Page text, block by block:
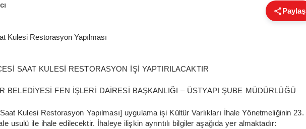
Paylaş
SAAT KULESİ RESTORASYON İŞİ YAPTIRILACAKTIR
BELEDİYESİ FEN İŞLERİ DAİRESİ BAŞKANLIĞI – ÜSTYAPI ŞUBE MÜDÜRLÜĞÜ
Kulesi Restorasyon Yapılması] uygulama işi Kültür Varlıkları İhale Yönetmeliğinin 23.
usulü ile ihale edilecektir. İhaleye ilişkin ayrıntılı bilgiler aşağıda yer almaktadır: